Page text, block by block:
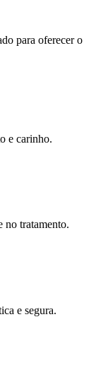
para oferecer o
e carinho.
no tratamento.
e segura.